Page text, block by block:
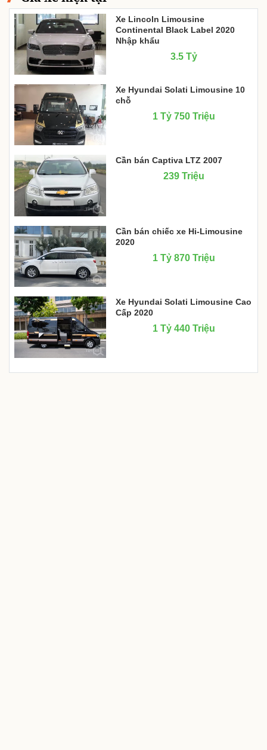
Xe Lincoln Limousine
Continental Black Label 2020
Nhập khẩu
3.5 Tỷ
Xe Hyundai Solati Limousine 10
chỗ
1 Tỷ 750 Triệu
Cần bán Captiva LTZ 2007
239 Triệu
Cần bán chiếc xe Hi-Limousine
2020
1 Tỷ 870 Triệu
Xe Hyundai Solati Limousine Cao
Cấp 2020
1 Tỷ 440 Triệu